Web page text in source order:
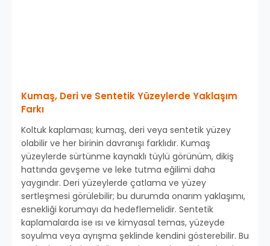
Kumaş, Deri ve Sentetik Yüzeylerde Yaklaşım
Farkı
Koltuk kaplaması; kumaş, deri veya sentetik yüzey
olabilir ve her birinin davranışı farklıdır. Kumaş
yüzeylerde sürtünme kaynaklı tüylü görünüm, dikiş
hattında gevşeme ve leke tutma eğilimi daha
yaygındır. Deri yüzeylerde çatlama ve yüzey
sertleşmesi görülebilir; bu durumda onarım yaklaşımı,
esnekliği korumayı da hedeflemelidir. Sentetik
kaplamalarda ise ısı ve kimyasal temas, yüzeyde
soyulma veya ayrışma şeklinde kendini gösterebilir. Bu